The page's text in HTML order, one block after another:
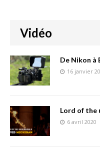
Vidéo
De Nikon à
16 janvier
Lord of the
6 avril 2020